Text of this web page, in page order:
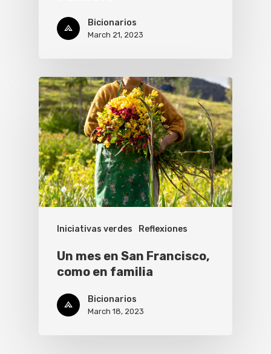
Bicionarios
March 21, 2023
Iniciativas verdes Reflexiones
Un mes en San Francisco,
como en familia
Bicionarios
March 18, 2023